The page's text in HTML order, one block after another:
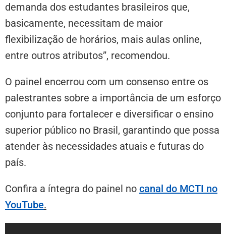
demanda dos estudantes brasileiros que,
basicamente, necessitam de maior
flexibilização de horários, mais aulas online,
entre outros atributos”, recomendou.
O painel encerrou com um consenso entre os
palestrantes sobre a importância de um esforço
conjunto para fortalecer e diversificar o ensino
superior público no Brasil, garantindo que possa
atender às necessidades atuais e futuras do
país.
Confira a íntegra do painel no canal do MCTI no
YouTube.